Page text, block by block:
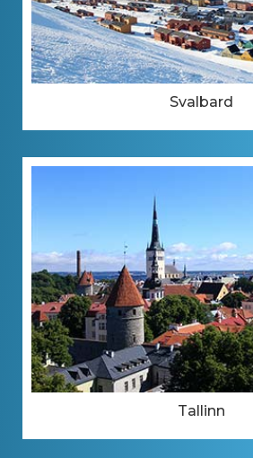
Svalbard
Tallinn